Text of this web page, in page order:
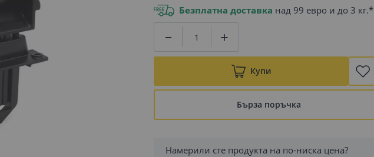
Безплатна доставка над 99 евро и до 3 кг.*
Купи
Бърза поръчка
Намерили сте продукта на по-ниска цена?